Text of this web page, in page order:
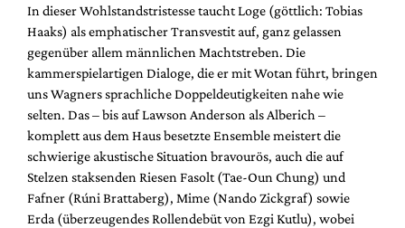
In dieser Wohlstandstristesse taucht Loge (göttlich: Tobias
Haaks) als emphatischer Transvestit auf, ganz gelassen
gegenüber allem männlichen Machtstreben. Die
kammerspielartigen Dialoge, die er mit Wotan führt, bringen
uns Wagners sprachliche Doppeldeutigkeiten nahe wie
selten. Das – bis auf Lawson Anderson als Alberich –
komplett aus dem Haus besetzte Ensemble meistert die
schwierige akustische Situation bravourös, auch die auf
Stelzen staksenden Riesen Fasolt (Tae-Oun Chung) und
Fafner (Rúni Brattaberg), Mime (Nando Zickgraf) sowie
Erda (überzeugendes Rollendebüt von Ezgi Kutlu), wobei